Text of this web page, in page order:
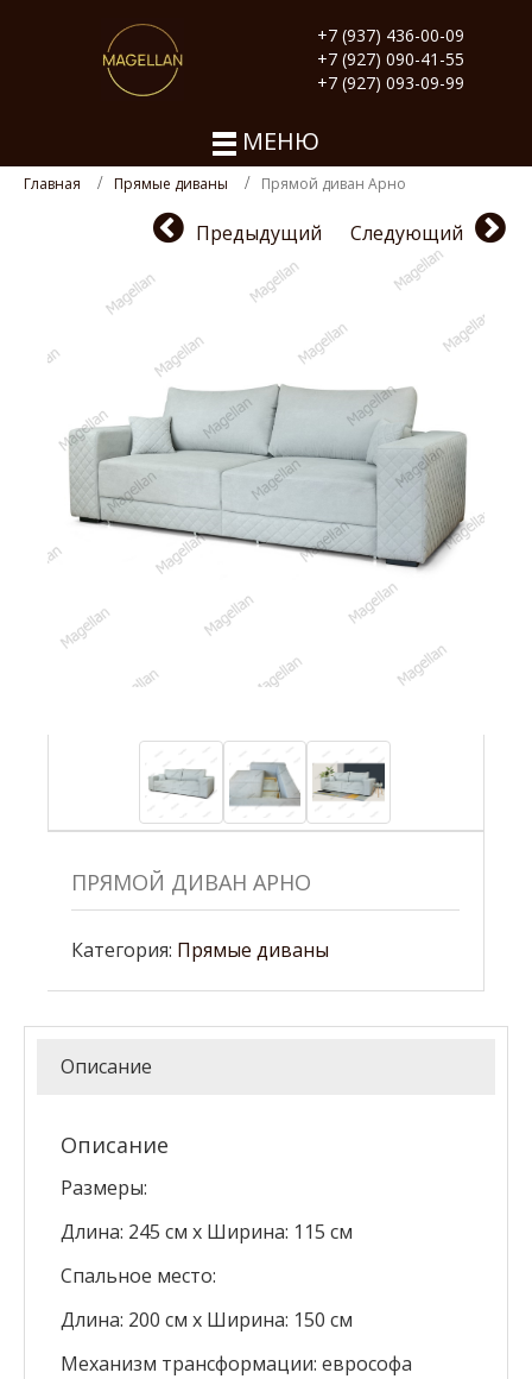
+7 (937) 436-00-09
+7 (927) 090-41-55
+7 (927) 093-09-99
МЕНЮ
Главная Прямые диваны Прямой диван Арно
Предыдущий Следующий
ПРЯМОЙ ДИВАН АРНО
Категория: Прямые диваны
Описание
Описание
Размеры:
Длина: 245 см х Ширина: 115 см
Спальное место:
Длина: 200 см х Ширина: 150 см
Механизм трансформации: еврософа